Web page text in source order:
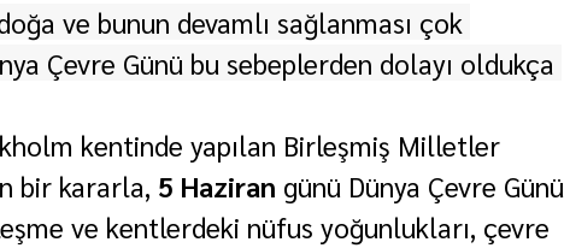
ve bunun devamlı sağlanması çok
Çevre Günü bu sebeplerden dolayı oldukça
kentinde yapılan Birleşmiş Milletler
bir kararla, 5 Haziran günü Dünya Çevre Günü
ve kentlerdeki nüfus yoğunlukları, çevre